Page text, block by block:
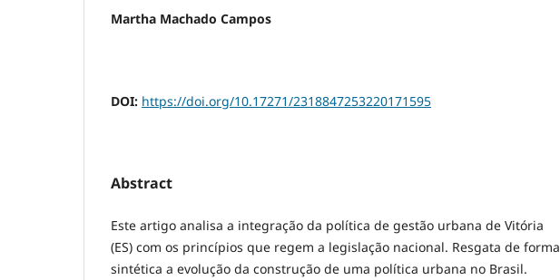
Martha Machado Campos
DOI: https://doi.org/10.17271/2318847253220171595
Abstract
Este artigo analisa a integração da política de gestão urbana de Vitória
(ES) com os princípios que regem a legislação nacional. Resgata de forma
sintética a evolução da construção de uma política urbana no Brasil.